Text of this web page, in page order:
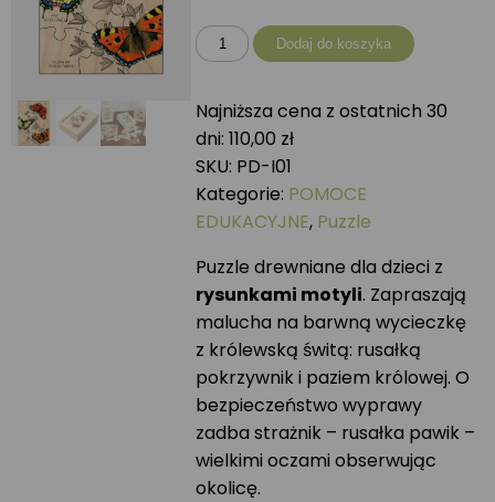
ilość
Puzzle
MOTYLE
Dodaj do koszyka
Najniższa cena z ostatnich 30
dni: 110,00 zł
SKU: PD-I01
Kategorie: POMOCE
EDUKACYJNE, Puzzle
Puzzle drewniane dla dzieci z
rysunkami motyli. Zapraszają
malucha na barwną wycieczkę
z królewską świtą: rusałką
pokrzywnik i paziem królowej. O
bezpieczeństwo wyprawy
zadba strażnik – rusałka pawik –
wielkimi oczami obserwując
okolicę.